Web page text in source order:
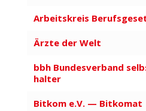
Arbeits­kreis
Ärzte der Welt
bbh Bundes­verband
halter
Bitkom e.V. — Bitkomat